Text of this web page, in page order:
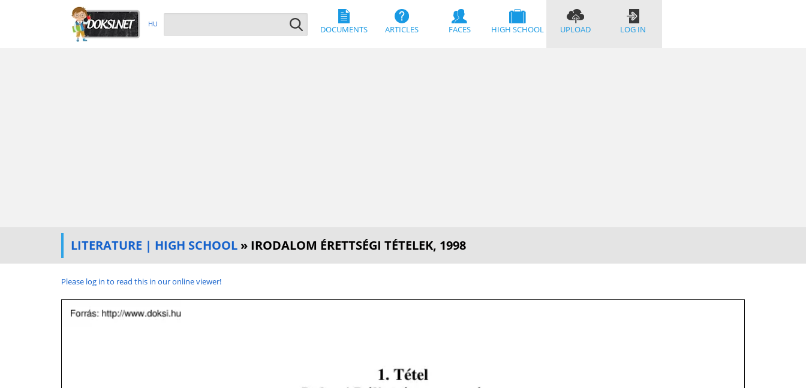
HU
DOCUMENTS ARTICLES FACES HIGH SCHOOL UPLOAD LOG IN
LITERATURE | HIGH SCHOOL » IRODALOM ÉRETTSÉGI TÉTELEK, 1998
Please log in to read this in our online viewer!